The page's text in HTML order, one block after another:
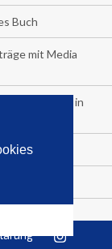
Buch
mit Media
Downloads in
von